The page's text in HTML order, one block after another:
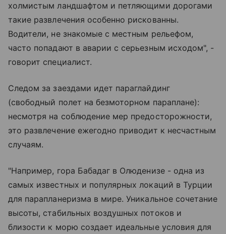
холмистым ландшафтом и петляющими дорогами
такие развлечения особенно рискованны.
Водители, не знакомые с местным рельефом,
часто попадают в аварии с серьезным исходом", -
говорит специалист.
Следом за заездами идет параглайдинг
(свободный полет на безмоторном параплане):
несмотря на соблюдение мер предосторожности,
это развлечение ежегодно приводит к несчастным
случаям.
"Например, гора Бабадаг в Олюденизе - одна из
самых известных и популярных локаций в Турции
для парапланеризма в мире. Уникальное сочетание
высоты, стабильных воздушных потоков и
близости к морю создает идеальные условия для